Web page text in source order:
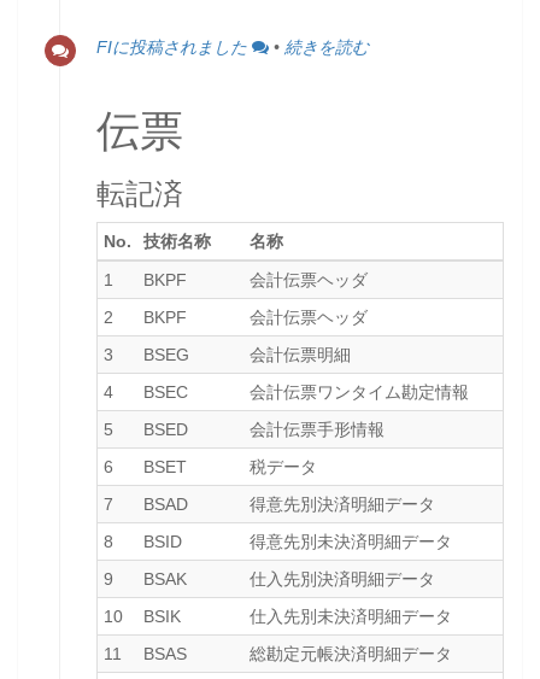
FIに投稿されました • 続きを読む
伝票
転記済
No. 技術名称 名称
1
BKPF 会計伝票ヘッダ
2
BKPF 会計伝票ヘッダ
3
BSEG 会計伝票明細
4
BSEC 会計伝票ワンタイム勘定情報
5
BSED 会計伝票手形情報
6
BSET 税データ
7
BSAD 得意先別決済明細データ
8
BSID 得意先別未決済明細データ
9
BSAK 仕入先別決済明細データ
10
BSIK 仕入先別未決済明細データ
11
BSAS 総勘定元帳決済明細データ